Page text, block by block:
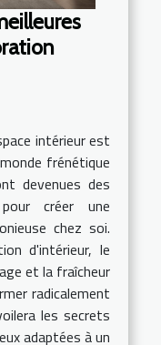
intérieur est
frénétique
devenues des
créer une
chez soi.
d'intérieur, le
et la fraîcheur
radicalement
les secrets
adaptées à un